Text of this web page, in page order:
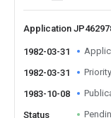
Application
1982-03-31
1982-03-31
1983-10-08
Status